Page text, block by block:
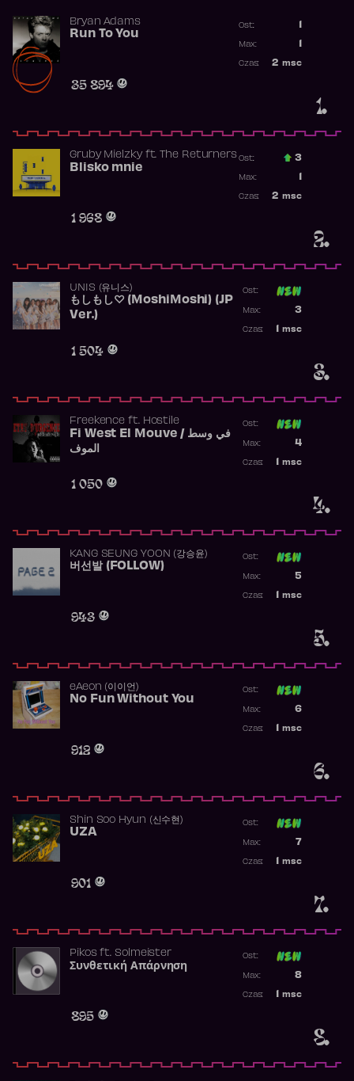
1.
Bryan Adams
Run To You
35 894
Ost.:
Max:
2 msc
Czas:
2.
Gruby Mielzkyft. The Returners
Blisko mnie
1 968
Ost.: 3
Max:
2 msc
Czas:
3.
UNIS (유니스)
もしもし♡ (MoshiMoshi) (JP
Ver.)
1 504
Ost:
3
Max:
msc
Czas:
4.
Freekence ft. Hostile
Fi West El Mouve / في وسط
الموف
1 050
Ost:
4
Max:
msc
Czas:
5.
KANG SEUNG YOON (강승윤)
버선발 (FOLLOW)
943
Ost:
5
Max:
msc
Czas:
6.
​eAeon (이이언)
No Fun Without You
912
Ost:
6
Max:
msc
Czas:
7.
Shin Soo Hyun (신수현)
UZA
901
Ost:
7
Max:
msc
Czas:
8.
Pikosft. Solmeister
Συνθετική Απάρνηση
895
Ost:
8
Max:
msc
Czas: